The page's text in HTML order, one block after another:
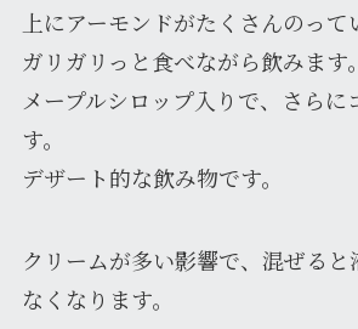
上にアーモンドがたくさんのって
ガリガリっと食べながら飲みます。
メープルシロップ入りで、さらに
す。
デザート的な飲み物です。
クリームが多い影響で、混ぜる
なくなります。